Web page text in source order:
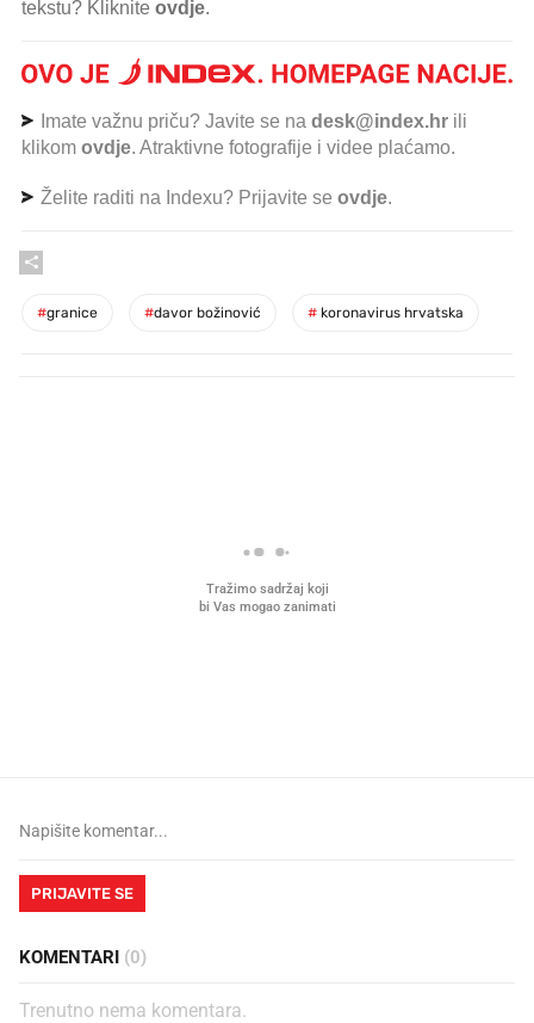
tekstu? Kliknite ovdje.
Imate važnu priču? Javite se na desk@index.hr ili
klikom ovdje. Atraktivne fotografije i videe plaćamo.
Želite raditi na Indexu? Prijavite se ovdje.
#granice #davor božinović # koronavirus hrvatska
PRIJAVITE SE
KOMENTARI (0)
Trenutno nema komentara.